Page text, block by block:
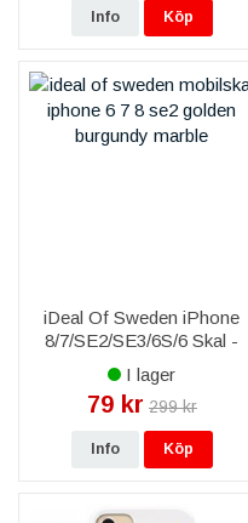
Info Köp
iDeal Of Sweden iPhone
8/7/SE2/SE3/6S/6 Skal -
Golden Burgundy Marble
I lager
79 kr 299 kr
Info Köp